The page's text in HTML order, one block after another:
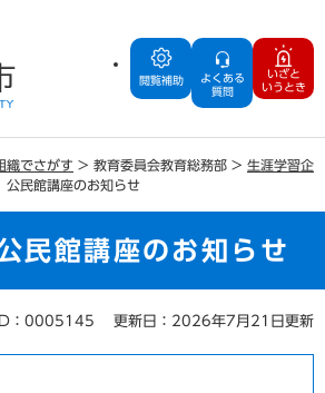
閲覧補助
よくある
質問
いざと
いうとき
織でさがす > 教育委員会教育総務部 > 生涯学習企
公民館講座のお知らせ
民館講座のお知らせ
：0005145 更新日：2026年7月21日更新